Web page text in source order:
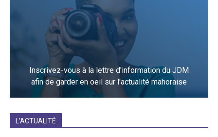
Inscrivez-vous à la lettre d'information du JDM
afin de garder en oeil sur l'actualité mahoraise
L'ACTUALITÉ